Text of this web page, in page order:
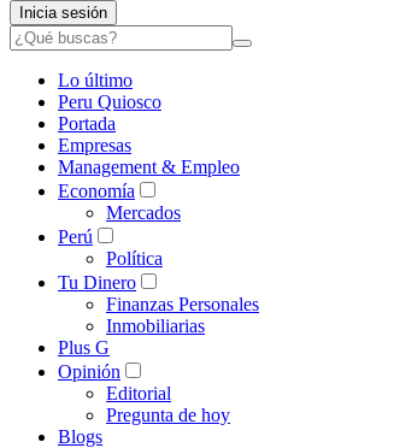
Inicia sesión
Lo último
Peru Quiosco
Portada
Empresas
Management & Empleo
Economía
Mercados
Perú
Política
Tu Dinero
Finanzas Personales
Inmobiliarias
Plus G
Opinión
Editorial
Pregunta de hoy
Blogs